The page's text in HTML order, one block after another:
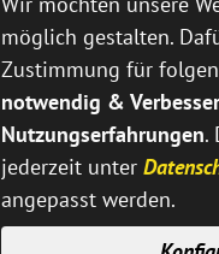
möglich gestalten.
Zustimmung für
notwendig &
Nutzungserfahrungen.
jederzeit unter
angepasst werden.